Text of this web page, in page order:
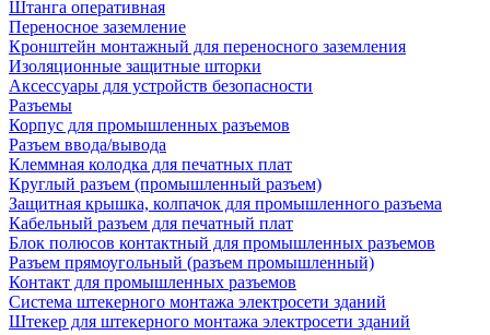
Штанга оперативная
Переносное заземление
Кронштейн монтажный для переносного заземления
Изоляционные защитные шторки
Аксессуары для устройств безопасности
Разъемы
Корпус для промышленных разъемов
Разъем ввода/вывода
Клеммная колодка для печатных плат
Круглый разъем (промышленный разъем)
Защитная крышка, колпачок для промышленного разъема
Кабельный разъем для печатный плат
Блок полюсов контактный для промышленных разъемов
Разъем прямоугольный (разъем промышленный)
Контакт для промышленных разъемов
Система штекерного монтажа электросети зданий
Штекер для штекерного монтажа электросети зданий